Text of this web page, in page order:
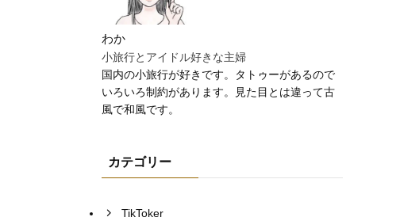
わか
小旅行とアイドル好きな主婦
国内の小旅行が好きです。タトゥーがあるので
いろいろ制約があります。見た目とは違って古
風で和風です。
カテゴリー
TikToker